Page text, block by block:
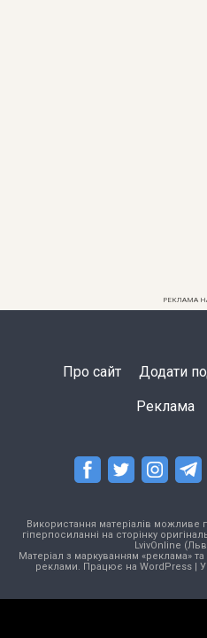
РЕКЛАМА
Про сайт Додати
Реклама
Використання матеріалів можливе
гіперпосиланні на сторінку
LvivOnline
Матеріал з маркуванням «реклама»
реклами. Працює на WordPress|